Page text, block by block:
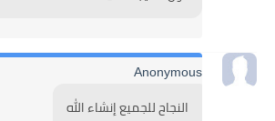
Anonymous
النجاح للجميع إنشاء الله